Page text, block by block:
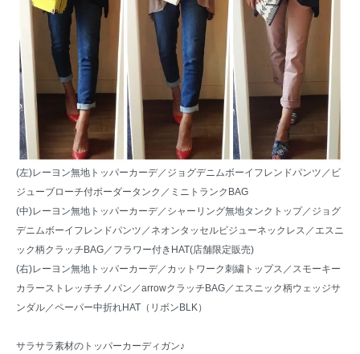
(左)レーヨン無地トッパーカーデ／ ジョグデニムボーイフレンドパンツ ／ ビ
ジューブローチ付ボーダータンク ／ ミニトランクBAG
(中)レーヨン無地トッパーカーデ／ シャーリング無地タンクトップ／ ジョグ
デニムボーイフレンドパンツ ／ ネオンタッセルビジューネックレス ／ エスニ
ック柄クラッチBAG／フラワー付きHAT(店舗限定販売)
(右)レーヨン無地トッパーカーデ／ カットワーク刺繍トップス ／ スモーキー
カラーストレッチチノパン ／arrowクラッチBAG／ エスニック柄ウェッジサ
ンダル／ペーパー中折れHAT（リボンBLK）
サラサラ素材のトッパーカーディガン♪